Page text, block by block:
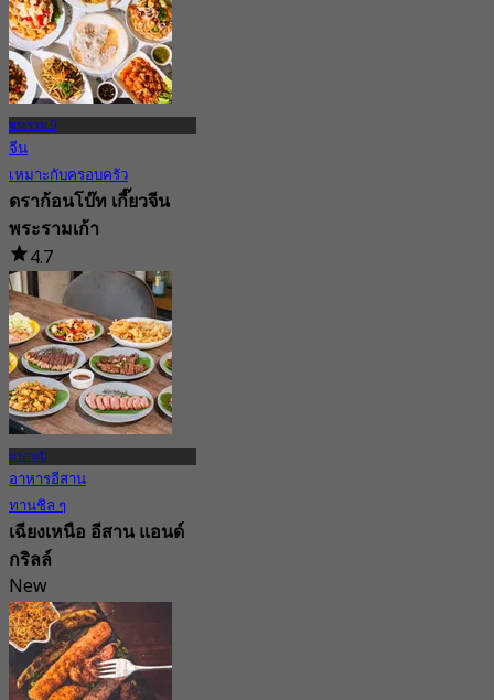
พระราม 9
จีน
เหมาะกับครอบครัว
ดราก้อนโบ๊ท เกี๊ยวจีน
พระรามเก้า
4.7
1.1K การจอง
จาก฿ 250
บางกะปิ
อาหารอีสาน
ทานชิล ๆ
เฉียงเหนือ อีสาน แอนด์
กริลล์
New
4.8
จาก฿ 296.66